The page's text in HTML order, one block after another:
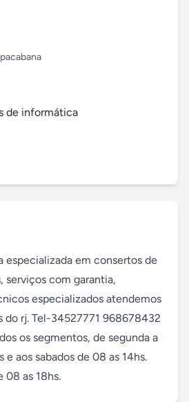
de informática
especializada em consertos de
serviços com garantia,
especializados atendemos
do rj. Tel-34527771 968678432
os segmentos, de segunda a
e aos sabados de 08 as 14hs.
08 as 18hs.